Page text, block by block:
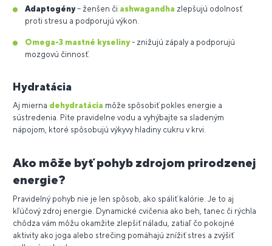
Adaptogény– ženšen či ashwagandha zlepšujú odolnosť
proti stresu a podporujú výkon.
Omega-3 mastné kyseliny- znižujú zápaly a podporujú
mozgovú činnosť.
Hydratácia
Aj mierna dehydratácia môže spôsobiť pokles energie a
sústredenia. Pite pravidelne vodu a vyhýbajte sa sladeným
nápojom, ktoré spôsobujú výkyvy hladiny cukru v krvi.
Ako môže byť pohyb zdrojom prirodzenej
energie?
Pravidelný pohyb nie je len spôsob, ako spáliť kalórie. Je to aj
kľúčový zdroj energie. Dynamické cvičenia ako beh, tanec či rýchla
chôdza vám môžu okamžite zlepšiť náladu, zatiaľ čo pokojné
aktivity ako joga alebo strečing pomáhajú znížiť stres a zvýšiť